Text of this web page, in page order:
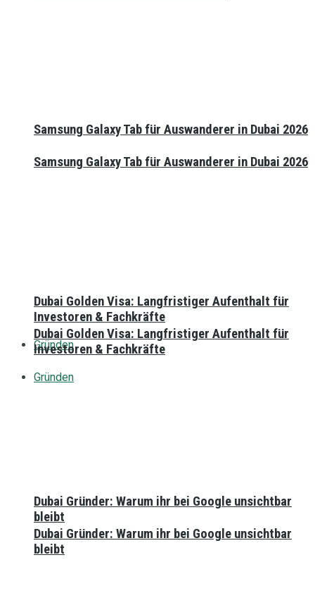
Samsung Galaxy Tab für Auswanderer in Dubai 2026
Dubai Golden Visa: Langfristiger Aufenthalt für
Investoren & Fachkräfte
Gründen
Dubai Gründer: Warum ihr bei Google unsichtbar
bleibt
Samsung Galaxy Tab für Auswanderer in Dubai 2026
Dubai Golden Visa: Langfristiger Aufenthalt für
Investoren & Fachkräfte
Gründen
Dubai Gründer: Warum ihr bei Google unsichtbar
bleibt